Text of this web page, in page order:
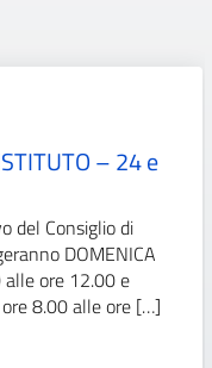
– 24 e
del Consiglio di
DOMENICA
ore 12.00 e
8.00 alle ore […]